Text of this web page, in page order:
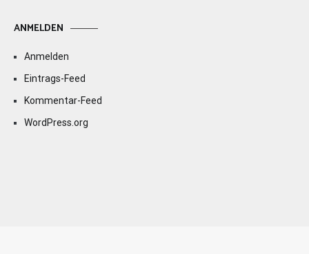
ANMELDEN
Anmelden
Eintrags-Feed
Kommentar-Feed
WordPress.org